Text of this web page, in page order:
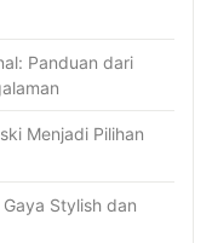
Panduan dari
Menjadi Pilihan
Stylish dan